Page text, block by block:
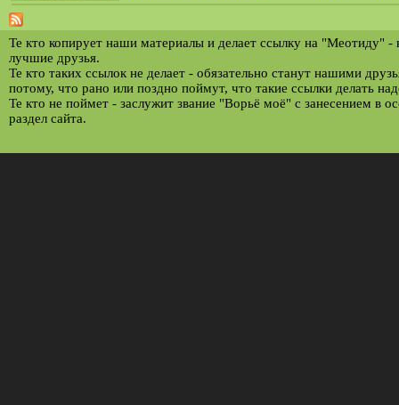
Те кто копирует наши материалы и делает ссылку на "Меотиду" -
лучшие друзья.
Те кто таких ссылок не делает - обязательно станут нашими
потому, что рано или поздно поймут, что такие ссылки делать
Те кто не поймет - заслужит звание "Ворьё моё" с занесением в
раздел сайта.